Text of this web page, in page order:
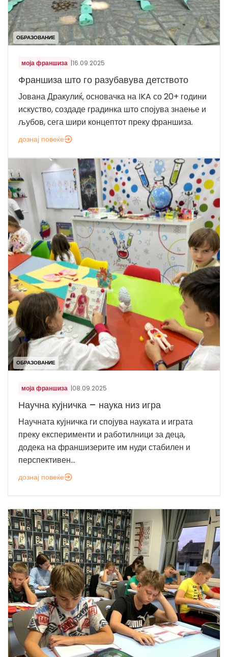
ОБРАЗОВАНИЕ
моја франшиза |16.09.2025
Франшиза што го разубавува детството
Јована Дракулиќ, основачка на IKA со 20+ години
искуство, создаде градинка што спојува знаење и
љубов, сега шири концептот преку франшиза.
дознај повеќе
ОБРАЗОВАНИЕ
моја франшиза |08.09.2025
Научна кујничка – наука низ игра
Научната кујничка ги спојува науката и играта
преку експерименти и работилници за деца,
додека на франшизерите им нуди стабилен и
перспективен...
дознај повеќе